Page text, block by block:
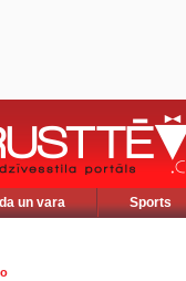
un vara Sports